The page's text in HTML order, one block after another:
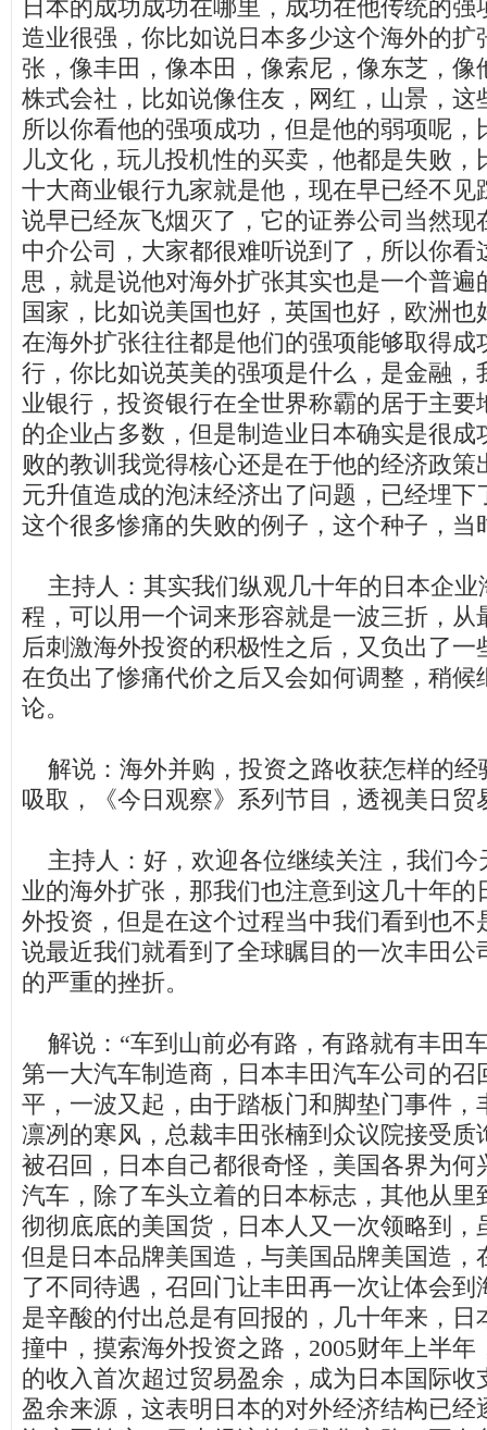
日本的成功成功在哪里，成功在他传统的强
造业很强，你比如说日本多少这个海外的扩
张，像丰田，像本田，像索尼，像东芝，像
株式会社，比如说像住友，网红，山景，这
所以你看他的强项成功，但是他的弱项呢，
儿文化，玩儿投机性的买卖，他都是失败
十大商业银行九家就是他，现在早已经不见
说早已经灰飞烟灭了，它的证券公司当然现
中介公司，大家都很难听说到了，所以你看
思，就是说他对海外扩张其实也是一个普遍
国家，比如说美国也好，英国也好，欧洲也
在海外扩张往往都是他们的强项能够取得成
行，你比如说英美的强项是什么，是金融，
业银行，投资银行在全世界称霸的居于主要
的企业占多数，但是制造业日本确实是很成
败的教训我觉得核心还是在于他的经济政策
元升值造成的泡沫经济出了问题，已经埋下
这个很多惨痛的失败的例子，这个种子，当
主持人：其实我们纵观几十年的日本企
程，可以用一个词来形容就是一波三折，从
后刺激海外投资的积极性之后，又负出了一
在负出了惨痛代价之后又会如何调整，稍候
论。
解说：海外并购，投资之路收获怎样的
吸取，《今日观察》系列节目，透视美日贸
主持人：好，欢迎各位继续关注，我们
业的海外扩张，那我们也注意到这几十年的
外投资，但是在这个过程当中我们看到也不
说最近我们就看到了全球瞩目的一次丰田公
的严重的挫折。
解说：“车到山前必有路，有路就有丰田
第一大汽车制造商，日本丰田汽车公司的召
平，一波又起，由于踏板门和脚垫门事件，
凛冽的寒风，总裁丰田张楠到众议院接受质
被召回，日本自己都很奇怪，美国各界为何
汽车，除了车头立着的日本标志，其他从里
彻彻底底的美国货，日本人又一次领略到，
但是日本品牌美国造，与美国品牌美国造，
了不同待遇，召回门让丰田再一次让体会到
是辛酸的付出总是有回报的，几十年来，日
撞中，摸索海外投资之路， 2005财年上半年
的收入首次超过贸易盈余，成为日本国际收
盈余来源，这表明日本的对外经济结构已经